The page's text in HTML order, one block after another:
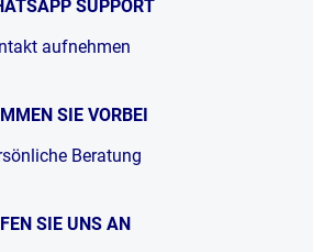
SUPPORT
aufnehmen
SIE VORBEI
Beratung
SIE UNS AN